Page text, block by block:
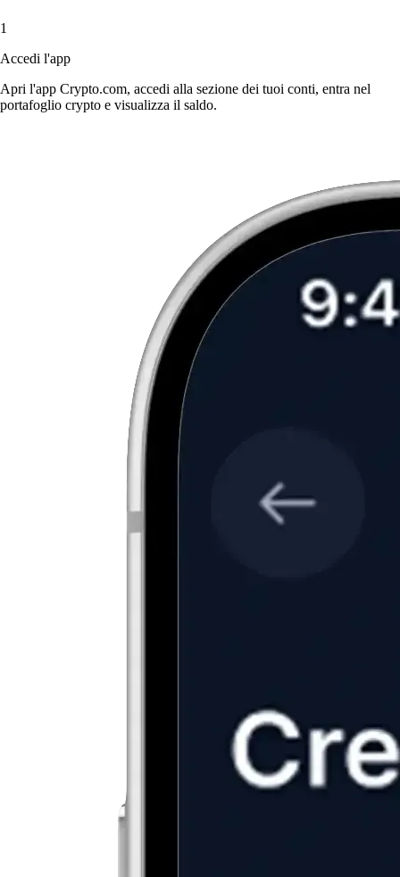
1
Accedi l'app
Apri l'app Crypto.com, accedi alla sezione dei tuoi conti, entra nel
portafoglio crypto e visualizza il saldo.